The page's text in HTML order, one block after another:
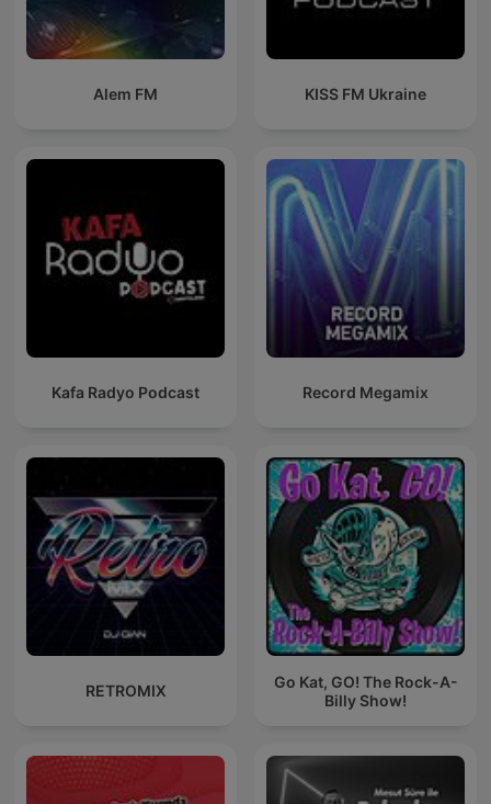
Alem FM KISS FM Ukraine
Kafa Radyo Podcast Record Megamix
RETROMIX
Go Kat, GO! The Rock-A-
Billy Show!